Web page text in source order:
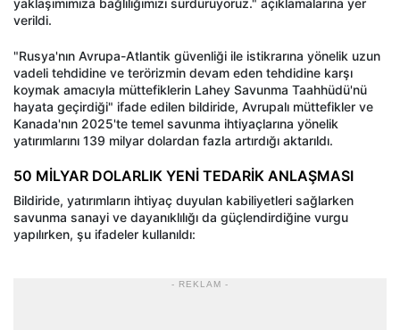
yaklaşımımıza bağlılığımızı sürdürüyoruz." açıklamalarına yer
verildi.
"Rusya'nın Avrupa-Atlantik güvenliği ile istikrarına yönelik uzun
vadeli tehdidine ve terörizmin devam eden tehdidine karşı
koymak amacıyla müttefiklerin Lahey Savunma Taahhüdü'nü
hayata geçirdiği" ifade edilen bildiride, Avrupalı müttefikler ve
Kanada'nın 2025'te temel savunma ihtiyaçlarına yönelik
yatırımlarını 139 milyar dolardan fazla artırdığı aktarıldı.
50 MİLYAR DOLARLIK YENİ TEDARİK ANLAŞMASI
Bildiride, yatırımların ihtiyaç duyulan kabiliyetleri sağlarken
savunma sanayi ve dayanıklılığı da güçlendirdiğine vurgu
yapılırken, şu ifadeler kullanıldı:
- REKLAM -